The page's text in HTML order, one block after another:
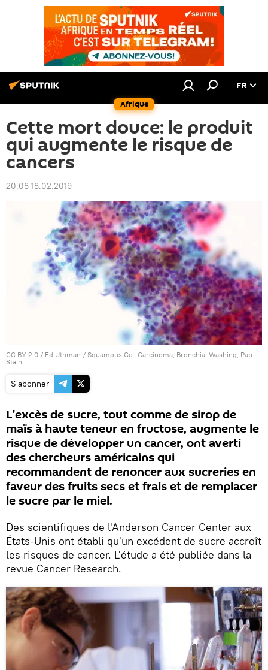
Afrique
FR
Cette mort douce: le produit
qui augmente le risque de
cancers
20:08 18.02.2019
CC BY 2.0 / Ed Uthman / Squamous Cell Carcinoma, Bronchial Washing, Pap
Stain
S'abonner
L'excès de sucre, tout comme de sirop de
maïs à haute teneur en fructose, augmente le
risque de développer un cancer, ont averti
des chercheurs américains qui
recommandent de renoncer aux sucreries en
faveur des fruits secs et frais et de remplacer
le sucre par le miel.
Des scientifiques de l'Anderson Cancer Center aux
États-Unis ont établi qu'un excédent de sucre accroît
les risques de cancer. L'étude a été publiée dans la
revue Cancer Research.